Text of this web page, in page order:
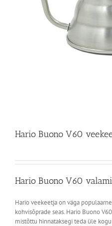
Hario Buono V60
Hario Buono V60
Hario veekeetja on väga
kohvisõprade seas. Hario Buono
mistõttu hinnataksegi teda üle